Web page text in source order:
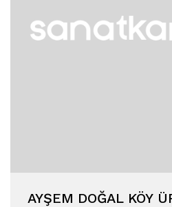
AYŞEM DOĞAL KÖY